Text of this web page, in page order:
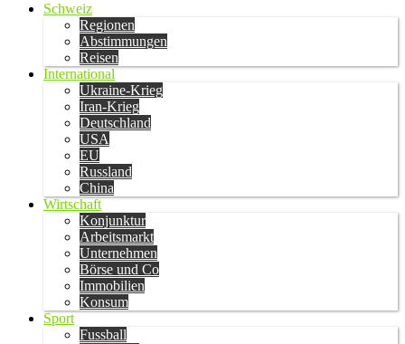
Schweiz
Regionen
Abstimmungen
Reisen
International
Ukraine-Krieg
Iran-Krieg
Deutschland
USA
EU
Russland
China
Wirtschaft
Konjunktur
Arbeitsmarkt
Unternehmen
Börse und Co
Immobilien
Konsum
Sport
Fussball